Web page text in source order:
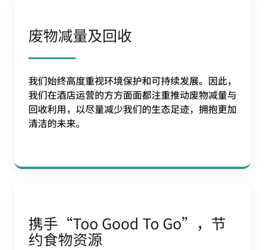
废物减量及回收
我们始终高度重视环境保护和可持续发展。因此，
我们在酒店运营的方方面面都注重推动废物减量与
回收利用，以尽量减少我们的生态足迹，拥抱更加
清洁的未来。
携手“Too Good To Go”，节
约食物资源